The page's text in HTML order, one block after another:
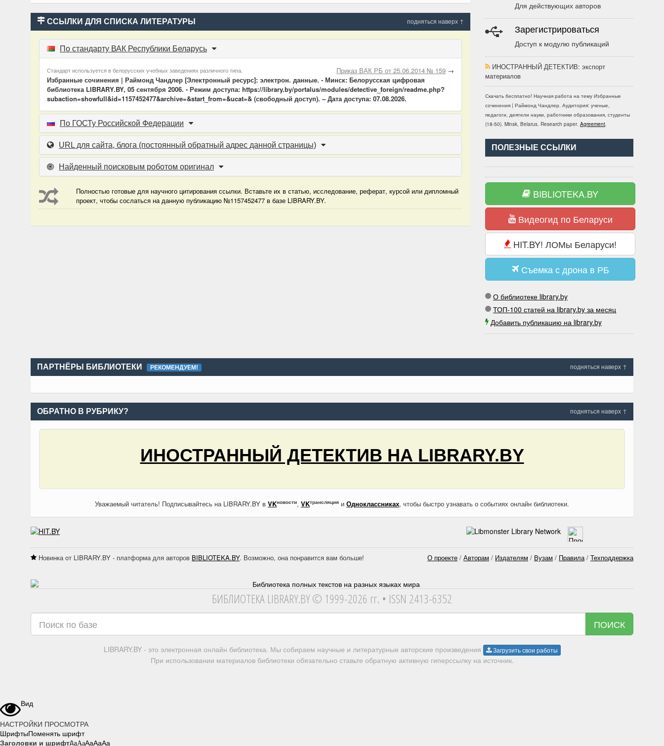
Для действующих авторов
Зарегистрироваться
Доступ к модулю публикаций
ИНОСТРАННЫЙ ДЕТЕКТИВ: экспорт
материалов
Скачать бесплатно! Научная работа на тему Избранные
сочинения | Раймонд Чандлер. Аудитория: ученые,
педагоги, деятели науки, работники образования, студенты
(18-50). Minsk, Belarus. Research paper. Agreement.
ПОЛЕЗНЫЕ ССЫЛКИ
BIBLIOTEKA.BY
Видеогид по Беларуси
HIT.BY! ЛОМы Беларуси!
Съемка с дрона в РБ
О библиотеке library.by
ТОП-100 статей на library.by за месяц
Добавить публикацию на library.by
подняться наверх ↑
ССЫЛКИ ДЛЯ СПИСКА ЛИТЕРАТУРЫ
По стандарту ВАК Республики Беларусь
Приказ ВАК РБ от 25.06.2014 № 159 →
Стандарт используется в белорусских учебных заведениях различного типа.
Избранные сочинения | Раймонд Чандлер [Электронный ресурс]: электрон. данные. - Минск: Белорусская цифровая
библиотека LIBRARY.BY, 05 сентября 2006. - Режим доступа: https://library.by/portalus/modules/detective_foreign/readme.php?
subaction=showfull&id=1157452477&archive=&start_from=&ucat=& (свободный доступ). – Дата доступа: 07.08.2026.
По ГОСТу Российской Федерации
URL для сайта, блога (постоянный обратный адрес данной страницы)
Найденный поисковым роботом оригинал
Полностью готовые для научного цитирования ссылки. Вставьте их в статью, исследование, реферат, курсой или дипломный
проект, чтобы сослаться на данную публикацию №1157452477 в базе LIBRARY.BY.
подняться наверх ↑
ПАРТНЁРЫ БИБЛИОТЕКИ РЕКОМЕНДУЕМ!
подняться наверх ↑
ОБРАТНО В РУБРИКУ?
ИНОСТРАННЫЙ ДЕТЕКТИВ НА LIBRARY.BY
Уважаемый читатель! Подписывайтесь на LIBRARY.BY в VKновости, VKтрансляция и Одноклассниках, чтобы быстро узнавать о событиях онлайн библиотеки.
О проекте / Авторам / Издателям / Вузам / Правила/ Техподдержка
Новинка от LIBRARY.BY - платформа для авторов BIBLIOTEKA.BY. Возможно, она понравится вам больше!
БИБЛИОТЕКА LIBRARY.BY © 1999-2026 гг. • ISSN 2413-6352
ПОИСК
LIBRARY.BY - это электронная онлайн библиотека. Мы собираем научные и литературные авторские произведения Загрузить свои работы
При использовании материалов библиотеки обязательно ставьте обратную активную гиперссылку на источник.
Вид
НАСТРОЙКИ ПРОСМОТРА
ШрифтыПоменять шрифт
Заголовки и шрифтAaAaAaAaAa